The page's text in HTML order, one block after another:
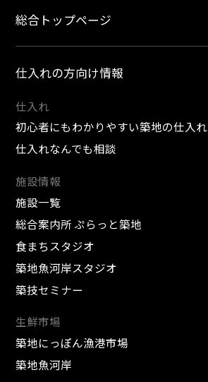
総合トップページ
仕入れの方向け情報
仕入れ
初心者にもわかりやすい築地の仕入れ
仕入れなんでも相談
施設情報
施設一覧
総合案内所 ぷらっと築地
食まちスタジオ
築地魚河岸スタジオ
築技セミナー
生鮮市場
築地にっぽん漁港市場
築地魚河岸